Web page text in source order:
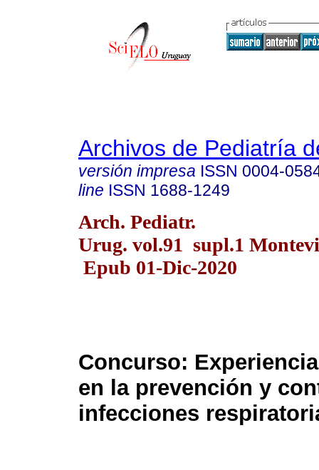
Archivos de Pediatría
versión impresa ISSN 0004-
line ISSN 1688-1249
Arch. Pediatr.
Urug. vol.91 supl.1
Epub 01-Dic-2020
Concurso:
en la prevención y
infecciones